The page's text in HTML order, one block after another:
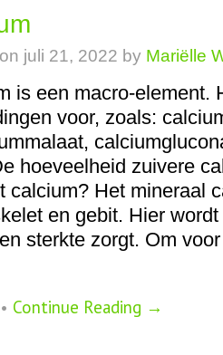
juli 21, 2022 by Mariëlle
is een macro-element.
voor, zoals:
hoeveelheid zuivere
calcium? Het mineraal
en gebit. Hier
sterkte zorgt. Om
voor
Calcium
• Continue Reading →